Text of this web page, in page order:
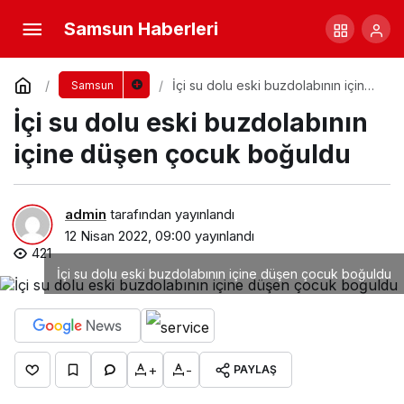
Samsun Haberleri
Samsun
İçi su dolu eski buzdolabının içine
İçi su dolu eski buzdolabının
içine düşen çocuk boğuldu
admin tarafından yayınlandı
12 Nisan 2022, 09:00 yayınlandı
421
İçi su dolu eski buzdolabının içine düşen çocuk boğuldu
+ - PAYLAŞ